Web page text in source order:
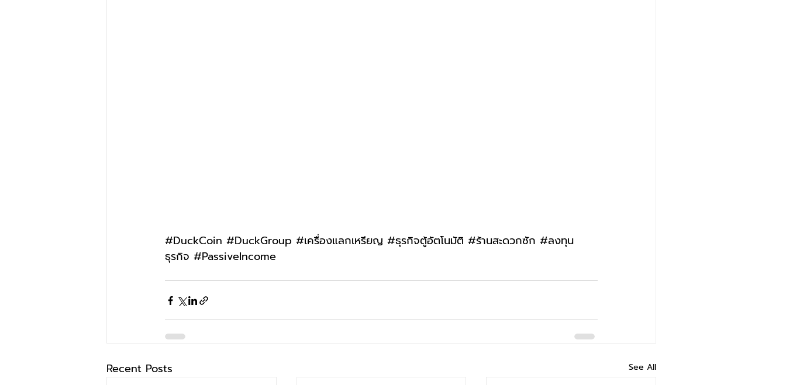
#DuckCoin #DuckGroup #เครื่องแลกเหรียญ #ธุรกิจตู้อัตโนมัติ #ร้านสะดวกซัก #ลงทุน
ธุรกิจ #PassiveIncome
Recent Posts See All